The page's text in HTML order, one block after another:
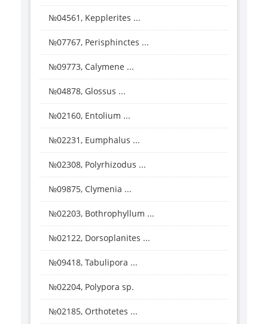
№04561, Kepplerites ...
№07767, Perisphinctes ...
№09773, Calymene ...
№04878, Glossus ...
№02160, Entolium ...
№02231, Eumphalus ...
№02308, Polyrhizodus ...
№09875, Clymenia ...
№02203, Bothrophyllum ...
№02122, Dorsoplanites ...
№09418, Tabulipora ...
№02204, Polypora sp.
№02185, Orthotetes ...